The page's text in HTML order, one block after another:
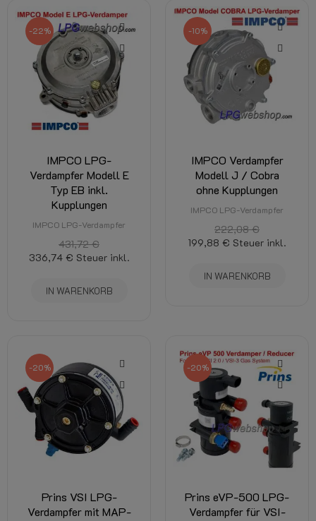
-22%
IMPCO LPG-
Verdampfer Modell E
Typ EB inkl.
Kupplungen
IMPCO LPG-Verdampfer
431,72 €
336,74 € Steuer inkl.
IN WARENKORB
-10%
IMPCO Verdampfer
Modell J / Cobra
ohne Kupplungen
IMPCO LPG-Verdampfer
222,08 €
199,88 € Steuer inkl.
IN WARENKORB
-20%
Prins VSI LPG-
Verdampfer mit MAP-
-20%
Prins eVP-500 LPG-
Verdampfer für VSI-